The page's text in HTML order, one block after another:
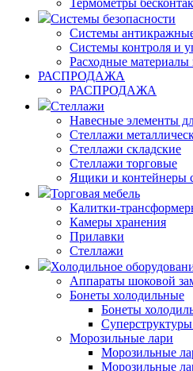
Системы безопасности
Системы
Системы контроля и
Расходные
РАСПРОДАЖА
РАСПРОДАЖА
Стеллажи
Навесные элементы
Стеллажи
Стеллажи складские
Стеллажи торговые
Ящики и контейнеры
Торговая мебель
Калитки-
Камеры хранения
Прилавки
Стеллажи
Холодильное
Аппараты шоковой
Бонеты холодильные
Бонеты
Морозильные лари
Морозильные
Морозильные